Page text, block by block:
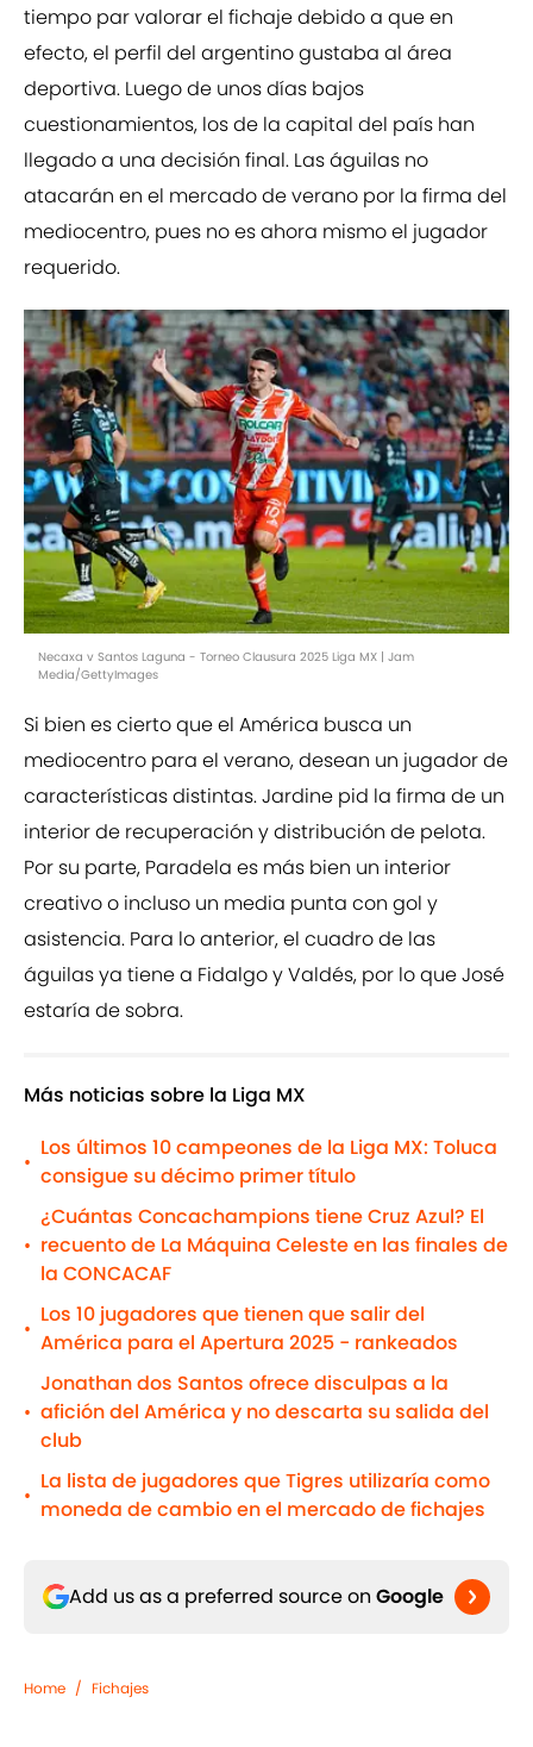
tiempo par valorar el fichaje debido a que en
efecto, el perfil del argentino gustaba al área
deportiva. Luego de unos días bajos
cuestionamientos, los de la capital del país han
llegado a una decisión final. Las águilas no
atacarán en el mercado de verano por la firma del
mediocentro, pues no es ahora mismo el jugador
requerido.
Necaxa v Santos Laguna - Torneo Clausura 2025 Liga MX | Jam
Media/GettyImages
Si bien es cierto que el América busca un
mediocentro para el verano, desean un jugador de
características distintas. Jardine pid la firma de un
interior de recuperación y distribución de pelota.
Por su parte, Paradela es más bien un interior
creativo o incluso un media punta con gol y
asistencia. Para lo anterior, el cuadro de las
águilas ya tiene a Fidalgo y Valdés, por lo que José
estaría de sobra.
Más noticias sobre la Liga MX
•
Los últimos 10 campeones de la Liga MX: Toluca
consigue su décimo primer título
•
¿Cuántas Concachampions tiene Cruz Azul? El
recuento de La Máquina Celeste en las finales de
la CONCACAF
•
Los 10 jugadores que tienen que salir del
América para el Apertura 2025 - rankeados
•
Jonathan dos Santos ofrece disculpas a la
afición del América y no descarta su salida del
club
•
La lista de jugadores que Tigres utilizaría como
moneda de cambio en el mercado de fichajes
Add us as a preferred source on Google
Home / Fichajes